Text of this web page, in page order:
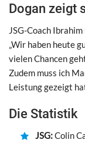
Dogan zeigt
JSG-Coach
„Wir haben heute
vielen Chancen
Zudem muss ich
Leistung gezeigt
Die Statistik
JSG:Colin